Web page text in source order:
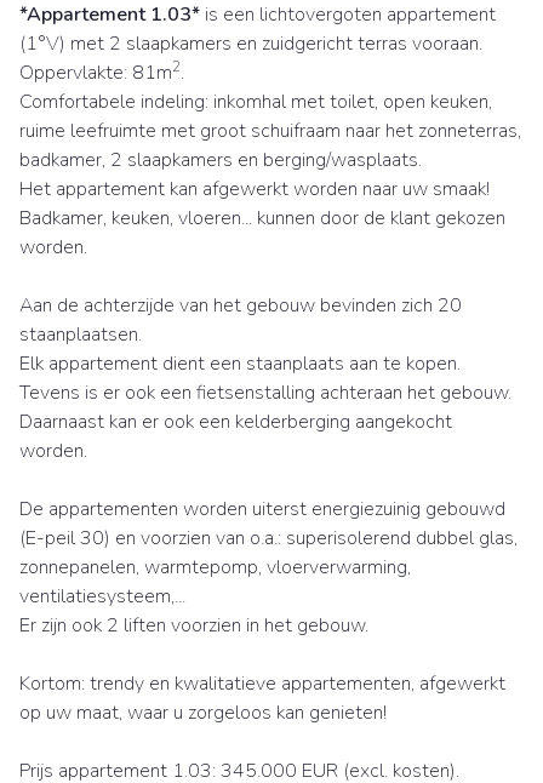
*Appartement 1.03* is een lichtovergoten appartement
(1°V) met 2 slaapkamers en zuidgericht terras vooraan.
Oppervlakte: 81m2.
Comfortabele indeling: inkomhal met toilet, open keuken,
ruime leefruimte met groot schuifraam naar het zonneterras,
badkamer, 2 slaapkamers en berging/wasplaats.
Het appartement kan afgewerkt worden naar uw smaak!
Badkamer, keuken, vloeren... kunnen door de klant gekozen
worden.
Aan de achterzijde van het gebouw bevinden zich 20
staanplaatsen.
Elk appartement dient een staanplaats aan te kopen.
Tevens is er ook een fietsenstalling achteraan het gebouw.
Daarnaast kan er ook een kelderberging aangekocht
worden.
De appartementen worden uiterst energiezuinig gebouwd
(E-peil 30) en voorzien van o.a.: superisolerend dubbel glas,
zonnepanelen, warmtepomp, vloerverwarming,
ventilatiesysteem,...
Er zijn ook 2 liften voorzien in het gebouw.
Kortom: trendy en kwalitatieve appartementen, afgewerkt
op uw maat, waar u zorgeloos kan genieten!
Prijs appartement 1.03: 345.000 EUR (excl. kosten).